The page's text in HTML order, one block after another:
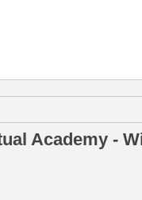
Academy -